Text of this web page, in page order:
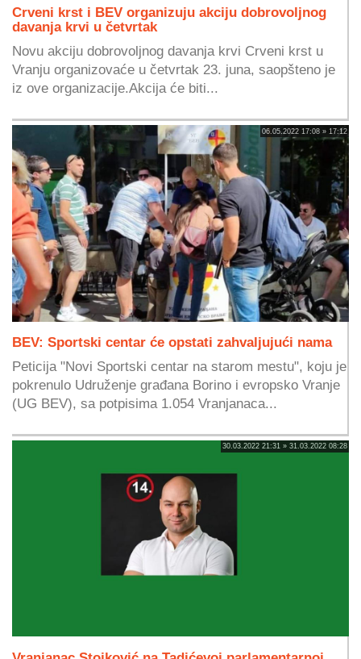
Crveni krst i BEV organizuju akciju dobrovoljnog
davanja krvi u četvrtak
Novu akciju dobrovoljnog davanja krvi Crveni krst u
Vranju organizovaće u četvrtak 23. juna, saopšteno je
iz ove organizacije.Akcija će biti...
06.05.2022 17:08 » 17:12
BEV: Sportski centar će opstati zahvaljujući nama
Peticija "Novi Sportski centar na starom mestu", koju je
pokrenulo Udruženje građana Borino i evropsko Vranje
(UG BEV), sa potpisima 1.054 Vranjanaca...
30.03.2022 21:31 » 31.03.2022 08:28